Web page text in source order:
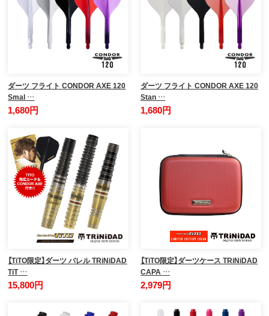
ダーツ フライト CONDOR AXE 120
Smal …
1,680円
ダーツ フライト CONDOR AXE 120
Stan …
1,680円
【TiTO限定】ダーツ バレル TRiNiDAD
TiT …
15,800円
【TiTO限定】ダーツケース TRiNiDAD
CAPA …
2,979円